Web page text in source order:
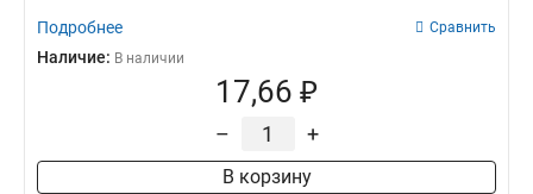
Подробнее Сравнить
Наличие: В наличии
17,66 ₽
– +
В корзину